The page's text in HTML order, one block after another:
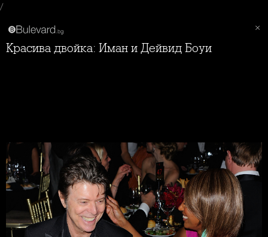
/
Красива двойка: Иман и Дейвид Боуи